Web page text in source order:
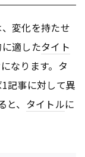
変化を持たせ
適したタイト
なります。タ
記事に対して異
、 タイトルに